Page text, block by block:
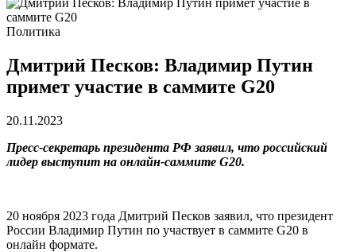
Политика
Дмитрий Песков: Владимир Путин
примет участие в саммите G20
20.11.2023
Пресс-секретарь президента РФ заявил, что российский
лидер выступит на онлайн-саммите G20.
20 ноября 2023 года Дмитрий Песков заявил, что президент
России Владимир Путин по участвует в саммите G20 в
онлайн формате.